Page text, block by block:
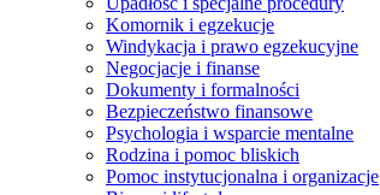
Komornik i egzekucje
Windykacja i prawo egzekucyjne
Negocjacje i finanse
Dokumenty i formalności
Bezpieczeństwo finansowe
Psychologia i wsparcie mentalne
Rodzina i pomoc bliskich
Pomoc instytucjonalna i organizacje